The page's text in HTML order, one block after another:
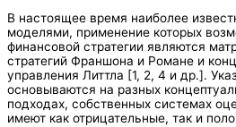
В настоящее время наиболее
моделями, применение которых
финансовой стратегии являются
стратегий Франшона и Романе и
управления Литтла [1, 2, 4 и др.].
основываются на разных
подходах, собственных системах
имеют как отрицательные, так и